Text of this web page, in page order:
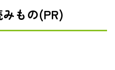
もの(PR)